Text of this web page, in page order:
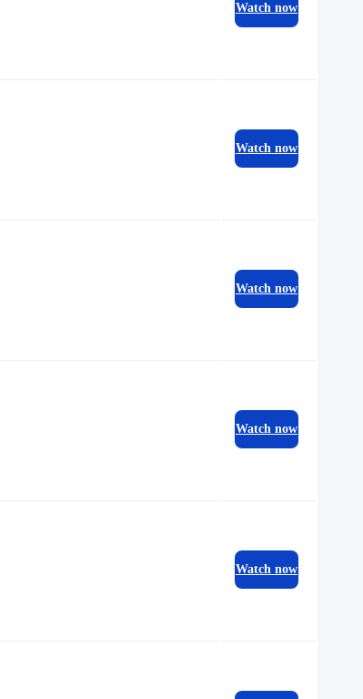
Watch now
Watch now
Watch now
Watch now
Watch now